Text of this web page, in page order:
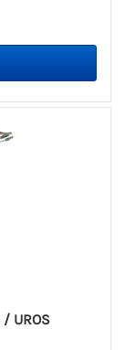
/ UROS